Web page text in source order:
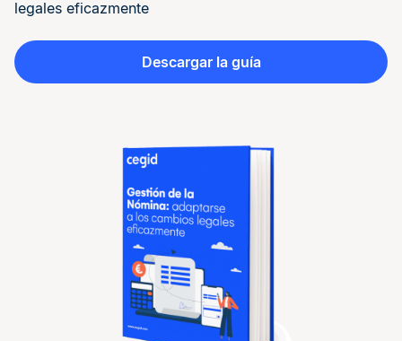
legales eficazmente
Descargar la guía